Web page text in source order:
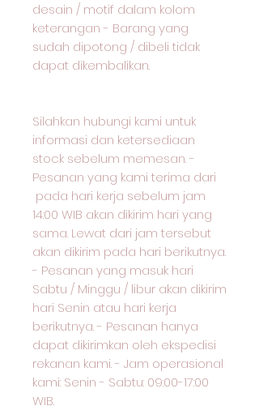
desain / motif dalam kolom
keterangan - Barang yang
sudah dipotong / dibeli tidak
dapat dikembalikan.
Silahkan hubungi kami untuk
informasi dan ketersediaan
stock sebelum memesan. -
Pesanan yang kami terima dari
pada hari kerja sebelum jam
14:00 WIB akan dikirim hari yang
sama. Lewat dari jam tersebut
akan dikirim pada hari berikutnya.
- Pesanan yang masuk hari
Sabtu / Minggu / libur akan dikirim
hari Senin atau hari kerja
berikutnya. - Pesanan hanya
dapat dikirimkan oleh ekspedisi
rekanan kami. - Jam operasional
kami: Senin - Sabtu: 09:00-17:00
WIB.